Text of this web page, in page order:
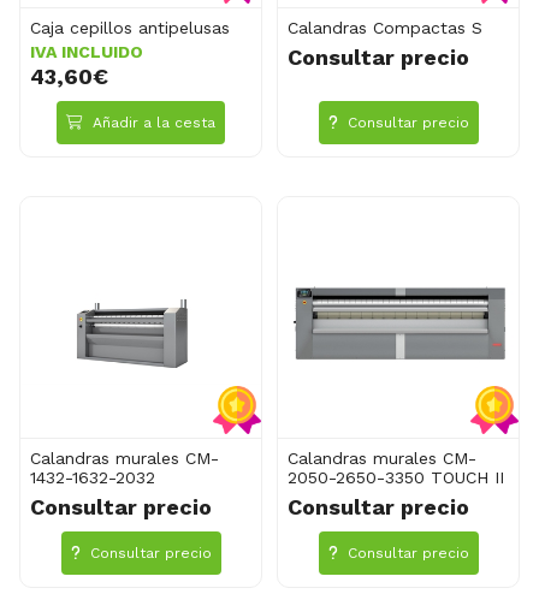
Caja cepillos antipelusas
IVA INCLUIDO
43,60€
Añadir a la cesta
Calandras Compactas S
Consultar precio
Consultar precio
Calandras murales CM-
1432-1632-2032
Consultar precio
Consultar precio
Calandras murales CM-
2050-2650-3350 TOUCH II
Consultar precio
Consultar precio